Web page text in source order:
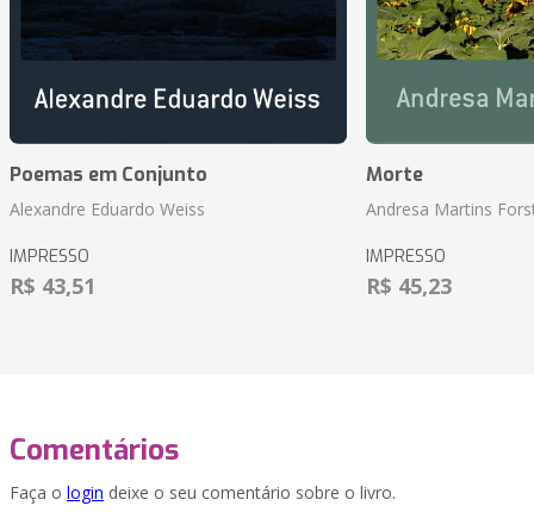
Poemas em Conjunto
Alexandre Eduardo Weiss
IMPRESSO
R$ 43,51
Morte
Andresa Martins
IMPRESSO
R$ 45,23
Comentários
Faça o login deixe o seu comentário sobre o livro.